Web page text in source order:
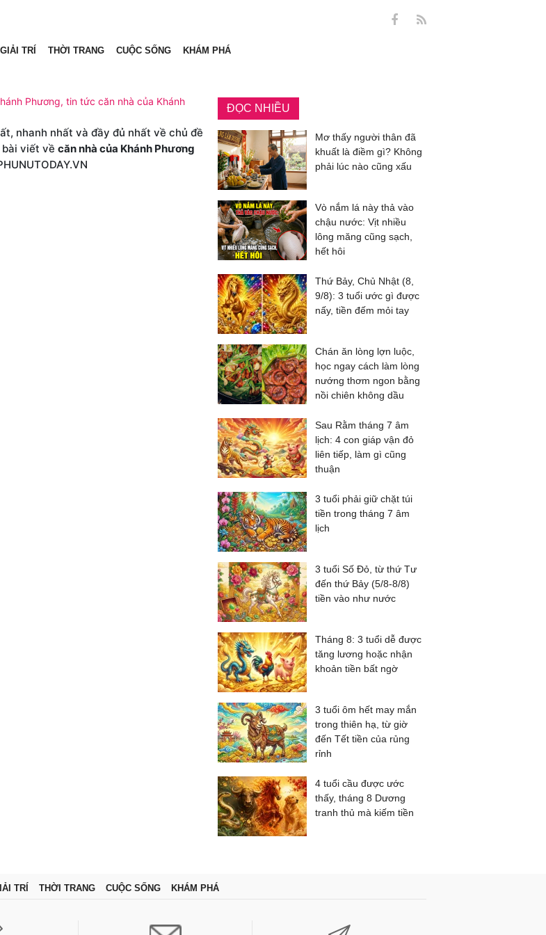
GIẢI TRÍ THỜI TRANG CUỘC SỐNG KHÁM PHÁ
Phương, tin tức căn nhà của Khánh
nhanh nhất và đầy đủ nhất về chủ đề
bài viết về căn nhà của Khánh Phương
ĐỌC NHIỀU
Mơ thấy người thân đã
khuất là điềm gì? Không
phải lúc nào cũng xấu
Vò nắm lá này thả vào
chậu nước: Vịt nhiều
lông măng cũng sạch,
hết hôi
Thứ Bảy, Chủ Nhật (8,
9/8): 3 tuổi ước gì được
nấy, tiền đếm mỏi tay
Chán ăn lòng lợn luộc,
học ngay cách làm lòng
nướng thơm ngon bằng
nồi chiên không dầu
Sau Rằm tháng 7 âm
lịch: 4 con giáp vận đỏ
liên tiếp, làm gì cũng
thuận
3 tuổi phải giữ chặt túi
tiền trong tháng 7 âm
lịch
3 tuổi Số Đỏ, từ thứ Tư
đến thứ Bảy (5/8-8/8)
tiền vào như nước
Tháng 8: 3 tuổi dễ được
tăng lương hoặc nhận
khoản tiền bất ngờ
3 tuổi ôm hết may mắn
trong thiên hạ, từ giờ
đến Tết tiền của rủng
rỉnh
4 tuổi cầu được ước
thấy, tháng 8 Dương
tranh thủ mà kiếm tiền
TRÍ THỜI TRANG CUỘC SỐNG KHÁM PHÁ